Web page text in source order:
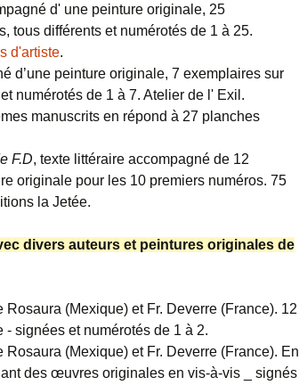
2002 Entrelaps,
&
1996
&
résonantes
1985 Récup’,
& Album de
d' une peinture originale, 25
tous différents et numérotés de 1 à 25.
d'artiste.
d’une peinture originale, 7 exemplaires sur
numérotés de 1 à 7. Atelier de l' Exil.
manuscrits en répond à 27 planches
F.D, texte littéraire accompagné de 12
originale pour les 10 premiers numéros. 75
la Jetée.
divers auteurs et peintures originales de
Rosaura (Mexique) et Fr. Deverre (France). 12
signées et numérotés de 1 à 2.
Rosaura (Mexique) et Fr. Deverre (France). En
des œuvres originales en vis-à-vis _ signés